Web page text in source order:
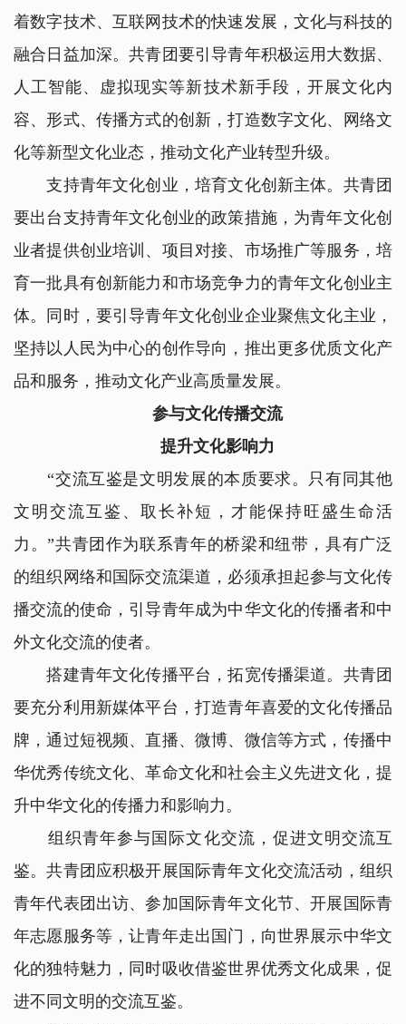
着数字技术、互联网技术的快速发展，文化与科技的
融合日益加深。共青团要引导青年积极运用大数据、
人工智能、虚拟现实等新技术新手段，开展文化内
容、形式、传播方式的创新，打造数字文化、网络文
化等新型文化业态，推动文化产业转型升级。
支持青年文化创业，培育文化创新主体。共青团
要出台支持青年文化创业的政策措施，为青年文化创
业者提供创业培训、项目对接、市场推广等服务，培
育一批具有创新能力和市场竞争力的青年文化创业主
体。同时，要引导青年文化创业企业聚焦文化主业，
坚持以人民为中心的创作导向，推出更多优质文化产
品和服务，推动文化产业高质量发展。
参与文化传播交流
提升文化影响力
“交流互鉴是文明发展的本质要求。只有同其他
文明交流互鉴、取长补短，才能保持旺盛生命活
力。”共青团作为联系青年的桥梁和纽带，具有广泛
的组织网络和国际交流渠道，必须承担起参与文化传
播交流的使命，引导青年成为中华文化的传播者和中
外文化交流的使者。
搭建青年文化传播平台，拓宽传播渠道。共青团
要充分利用新媒体平台，打造青年喜爱的文化传播品
牌，通过短视频、直播、微博、微信等方式，传播中
华优秀传统文化、革命文化和社会主义先进文化，提
升中华文化的传播力和影响力。
组织青年参与国际文化交流，促进文明交流互
鉴。共青团应积极开展国际青年文化交流活动，组织
青年代表团出访、参加国际青年文化节、开展国际青
年志愿服务等，让青年走出国门，向世界展示中华文
化的独特魅力，同时吸收借鉴世界优秀文化成果，促
进不同文明的交流互鉴。